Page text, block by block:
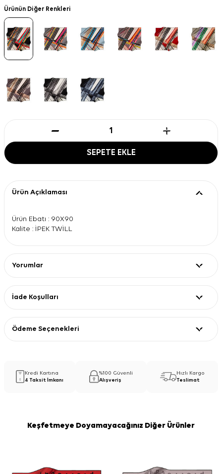
Ürünün Diğer Renkleri
SEPETE EKLE
Ürün Açıklaması
Ürün Ebatı : 90X90
Kalite : İPEK TWİLL
Yorumlar
İade Koşulları
Ödeme Seçenekleri
Kredi Kartına
4 Taksit İmkanı
%100 Güvenli
Alışveriş
Hızlı Kargo
Teslimat
Keşfetmeye Doyamayacağınız Diğer Ürünler